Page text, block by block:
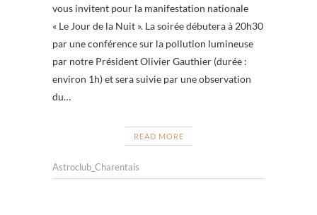
vous invitent pour la manifestation nationale
« Le Jour de la Nuit ». La soirée débutera à 20h30
par une conférence sur la pollution lumineuse
par notre Président Olivier Gauthier (durée :
environ 1h) et sera suivie par une observation
du…
READ MORE
Astroclub_Charentais